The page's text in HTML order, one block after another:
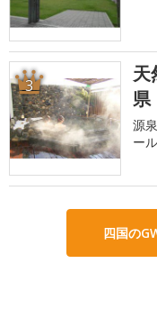
3
天
県
源
ー
四国の